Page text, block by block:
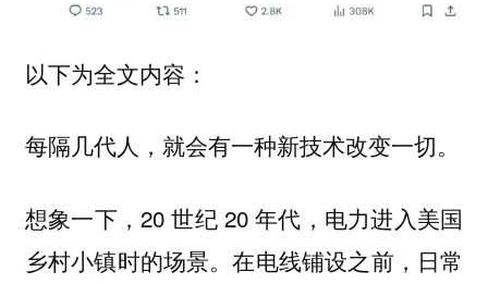
以下为全文内容：
每隔几代人，就会有一种新技术改变一切。
想象一下，20 世纪 20 年代，电力进入美国
乡村小镇时的场景。在电线铺设之前，日常